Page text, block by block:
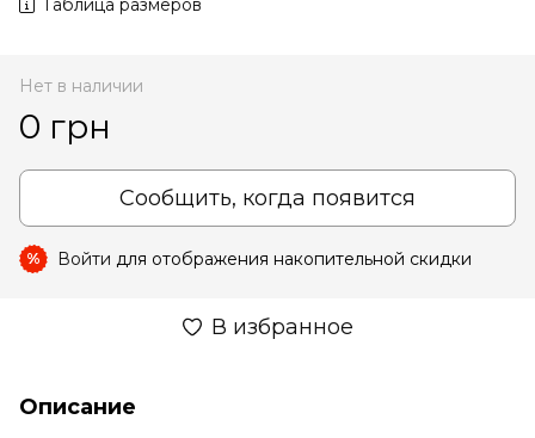
Нет в наличии
0 грн
Сообщить, когда появится
% Войти для отображения накопительной скидки
В избранное
Описание